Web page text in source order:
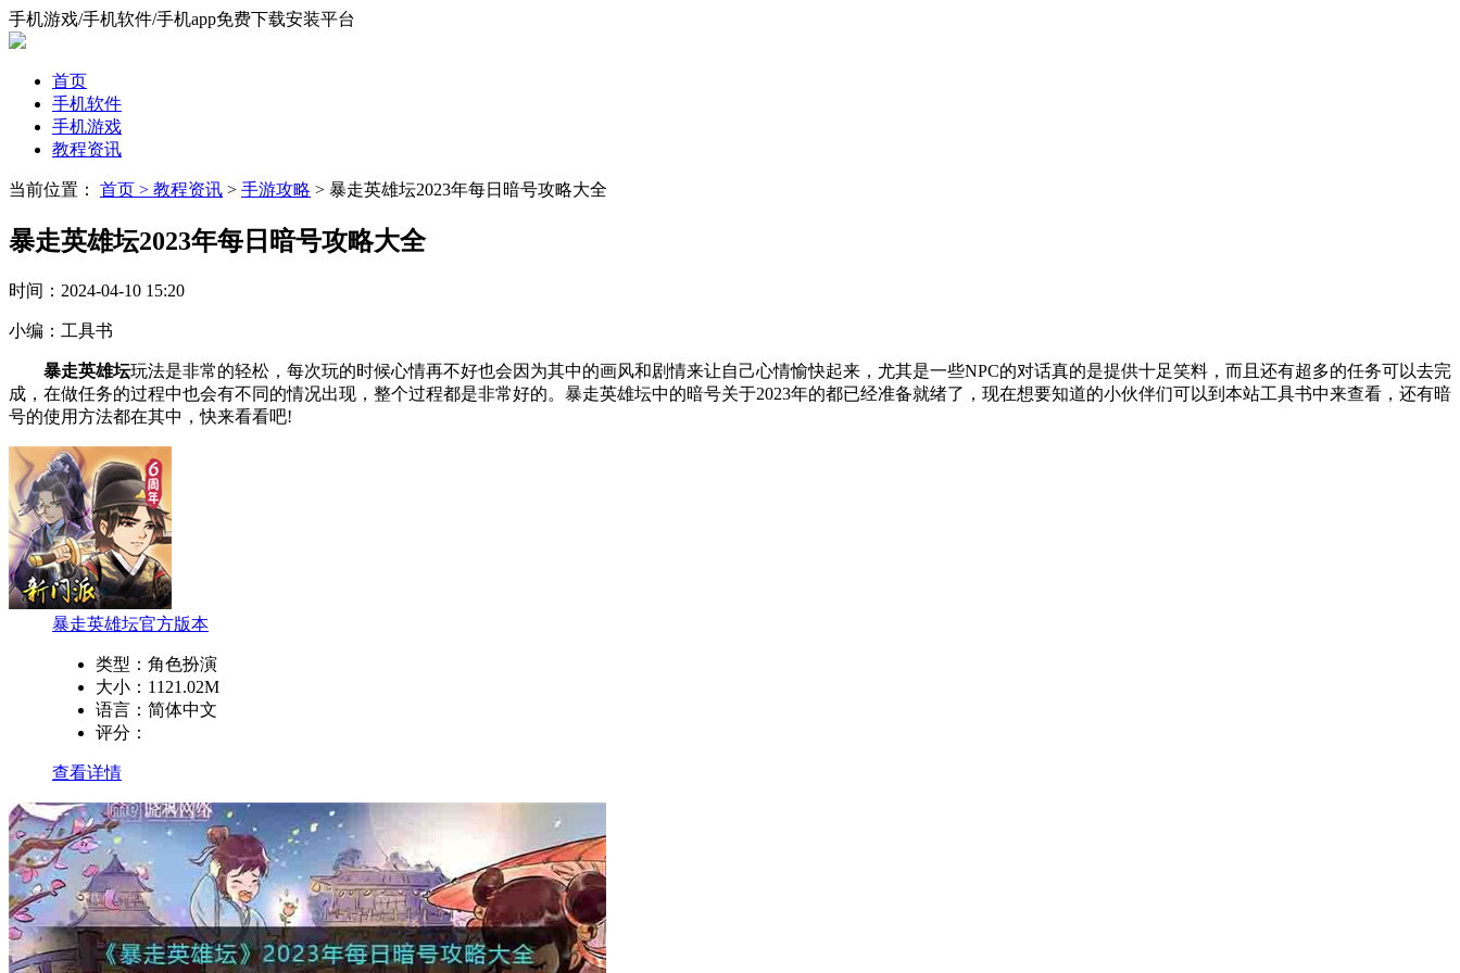
手机游戏/手机软件/手机app免费下载安装平台
首页
手机软件
手机游戏
教程资讯
当前位置： 首页 > 教程资讯 > 手游攻略 > 暴走英雄坛2023年每日暗号攻略大全
暴走英雄坛2023年每日暗号攻略大全
时间： 2024-04-10 15:20
小编： 工具书
暴走英雄坛玩法是非常的轻松，每次玩的时候心情再不好也会因为其中的画风和剧情来让自己心情愉快起来，尤其是一些NPC的对话真的是提供十足笑料，而且还有超多的任务可以去完
成，在做任务的过程中也会有不同的情况出现，整个过程都是非常好的。暴走英雄坛中的暗号关于2023年的都已经准备就绪了，现在想要知道的小伙伴们可以到本站工具书中来查看，还有暗
号的使用方法都在其中，快来看看吧!
暴走英雄坛官方版本
类型： 角色扮演
大小： 1121.02M
语言： 简体中文
评分：
查看详情